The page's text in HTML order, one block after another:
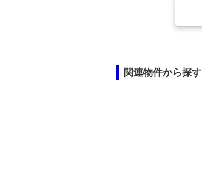
関連物件から探す